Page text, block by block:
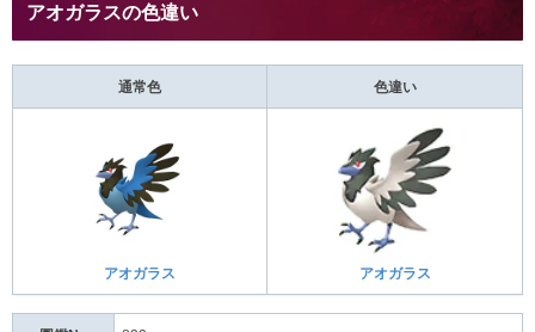
アオガラスの色違い
通常色 色違い
アオガラス アオガラス